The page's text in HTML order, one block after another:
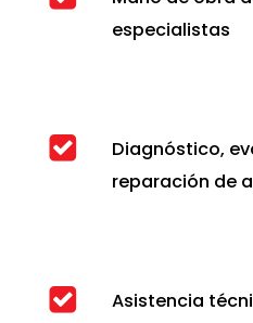
especialistas
Diagnóstico,
reparación de
Asistencia